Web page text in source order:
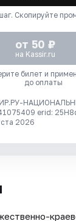
Скопируйте
от 50 ₽
на Kassir.ru
билет и
до оплаты
erid:
2026